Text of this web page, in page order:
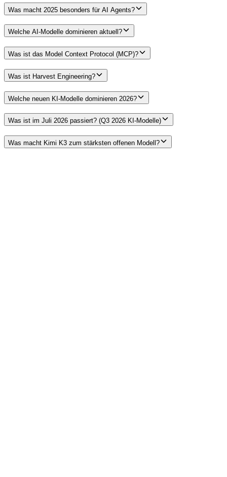
Was macht 2025 besonders für AI Agents?
Welche AI-Modelle dominieren aktuell?
Was ist das Model Context Protocol (MCP)?
Was ist Harvest Engineering?
Welche neuen KI-Modelle dominieren 2026?
Was ist im Juli 2026 passiert? (Q3 2026 KI-Modelle)
Was macht Kimi K3 zum stärksten offenen Modell?